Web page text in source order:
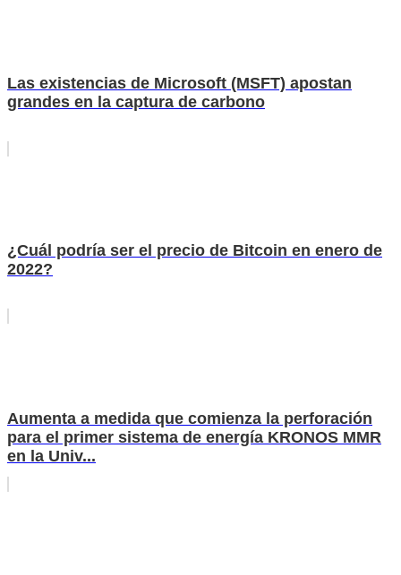
Las existencias de Microsoft (MSFT) apostan
grandes en la captura de carbono
¿Cuál podría ser el precio de Bitcoin en enero de
2022?
Aumenta a medida que comienza la perforación
para el primer sistema de energía KRONOS MMR
en la Univ...